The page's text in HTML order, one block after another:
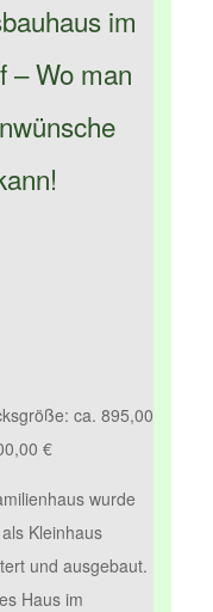
im
– Wo man
ca. 895,00
€
wurde
Kleinhaus
und ausgebaut.
Haus im